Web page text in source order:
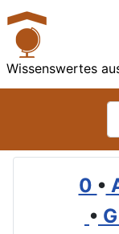
Wissenswertes
0 •
• G